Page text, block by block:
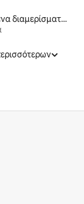
Ενοικιαζόμενα διαμερίσματα ξενοδοχείων